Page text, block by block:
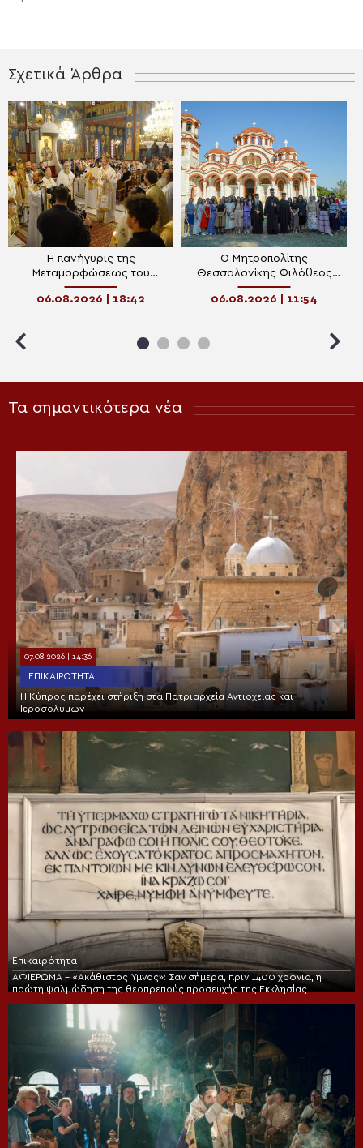
Σχετικά Άρθρα
Η πανήγυρις της
Μεταμορφώσεως του
Σωτήρος στη Θεσσαλονίκη
06.08.2026 | 18:42
Ο Μητροπολίτης
Θεσσαλονίκης Φιλόθεος
στην Κατασκήνωση
«ΘΕΟΣΚΕΠΑΣΤΗ»
06.08.2026 | 11:54
Τα σημαντικότερα νέα
07.08.2026 | 14:36
ΕΠΙΚΑΙΡΌΤΗΤΑ
Η Κύπρος παρέχει στήριξη στα Πατριαρχεία Αντιοχείας και
Ιεροσολύμων
Επικαιρότητα
ΑΦΙΕΡΩΜΑ – «Ακάθιστος Ύμνος»: Σαν σήμερα, πριν 1400 χρόνια, η
πρώτη ψαλμώδηση της θεοπρεπούς προσευχής της Εκκλησίας